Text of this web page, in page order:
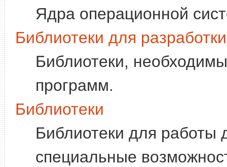
Ядра операционной
Библиотеки для разработки
Библиотеки,
программ.
Библиотеки
Библиотеки для работы
специальные